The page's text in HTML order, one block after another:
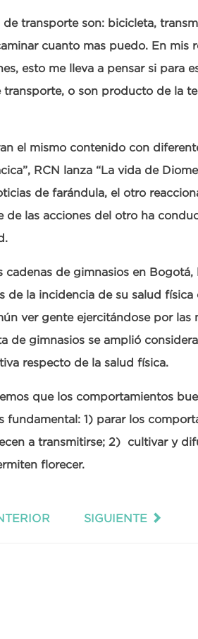
transporte son: bicicleta,
cuanto mas puedo. En mis
esto me lleva a pensar si para
o son producto de la
el mismo contenido con
RCN lanza “La vida de
de farándula, el otro
de las acciones del otro ha
cadenas de gimnasios en Bogotá,
de la incidencia de su salud física
ver gente ejercitándose por las
de gimnasios se amplió
respecto de la salud física.
que los comportamientos
fundamental: 1) parar los
a transmitirse; 2) cultivar y
florecer.
SIGUIENTE